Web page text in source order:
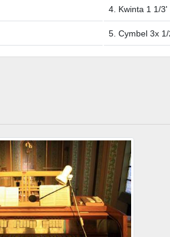
4. Kwinta 1 1/3'
5. Cymbel 3x 1/